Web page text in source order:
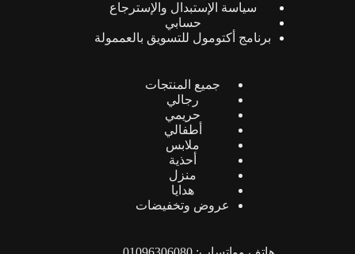
سياسة الإستبدال والإسترجاع
حسابي
برنامج أكتومول للتسويق بالعممولة
جميع المنتجات
رجالي
حريمي
أطفالي
ملابس
أحذية
منزل
هدايا
عروض وتخفيضات